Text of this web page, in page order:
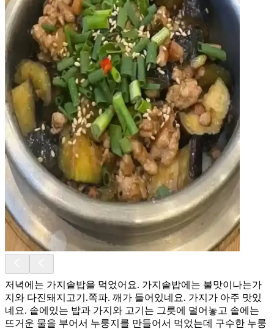
저녁에는 가지솥밥을 먹었어요. 가지솥밥에는 불맛이나는가
지와 다진돼지고기.쪽파. 깨가 들어있네요. 가지가 아주 맛있
네요. 솥에있는 밥과 가지와 고기는 그릇에 덜어놓고 솥에는
뜨거운 물을 부어서 누룽지를 만들어서 먹었는데 구수한 누룽